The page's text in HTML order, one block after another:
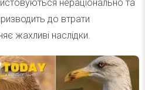
нераціонально та
до втрати
жахливі наслідки.